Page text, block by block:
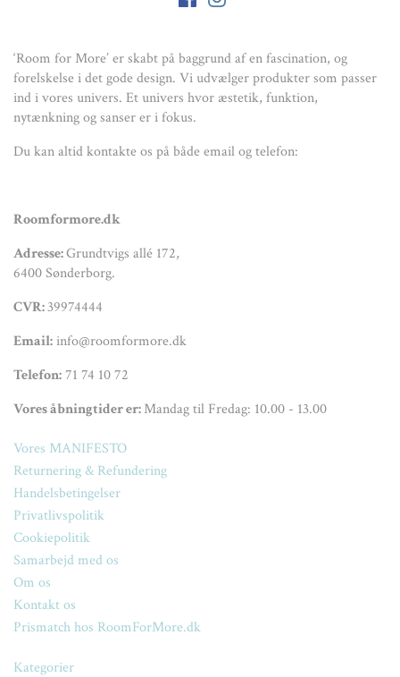
‘Room for More’ er skabt på baggrund af en fascination, og
forelskelse i det gode design. Vi udvælger produkter som passer
ind i vores univers. Et univers hvor æstetik, funktion,
nytænkning og sanser er i fokus.
Du kan altid kontakte os på både email og telefon:
Roomformore.dk
Adresse:Grundtvigs allé 172,
6400 Sønderborg.
CVR:39974444
Email:info@roomformore.dk
Telefon:71 74 10 72
Vores åbningtider er:Mandag til Fredag: 10.00 - 13.00
Vores MANIFESTO
Returnering & Refundering
Handelsbetingelser
Privatlivspolitik
Cookiepolitik
Samarbejd med os
Om os
Kontakt os
Prismatch hos RoomForMore.dk
Kategorier